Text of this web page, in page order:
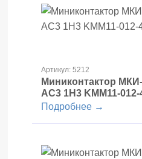
Артикул: 5212
Миниконтактор
АС3 1Н3 KMM11-
Подробнее →